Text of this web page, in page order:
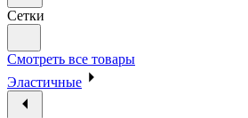
Сетки
Смотреть все товары
Эластичные